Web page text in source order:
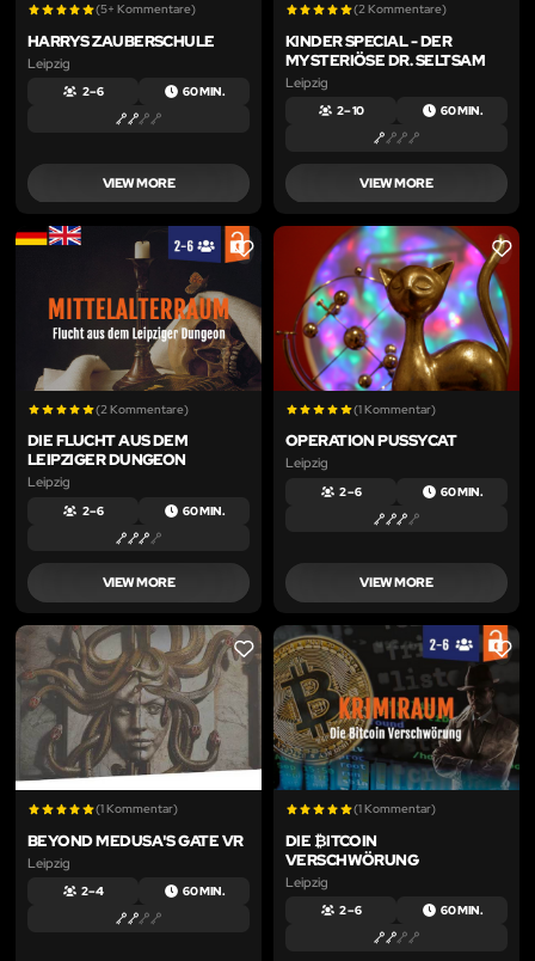
(5+ Kommentare)
HARRYS ZAUBERSCHULE
Leipzig
2 – 6 60 MIN.
VIEW MORE
(2 Kommentare)
KINDER SPECIAL - DER
MYSTERIÖSE DR. SELTSAM
Leipzig
2 – 10 60 MIN.
VIEW MORE
LIKE
(2 Kommentare)
DIE FLUCHT AUS DEM
LEIPZIGER DUNGEON
Leipzig
2 – 6 60 MIN.
VIEW MORE
LIKE
(1 Kommentar)
OPERATION PUSSYCAT
Leipzig
2 – 6 60 MIN.
VIEW MORE
LIKE
(1 Kommentar)
BEYOND MEDUSA'S GATE VR
Leipzig
2 – 4 60 MIN.
LIKE
(1 Kommentar)
DIE ₿ITCOIN
VERSCHWÖRUNG
Leipzig
2 – 6 60 MIN.